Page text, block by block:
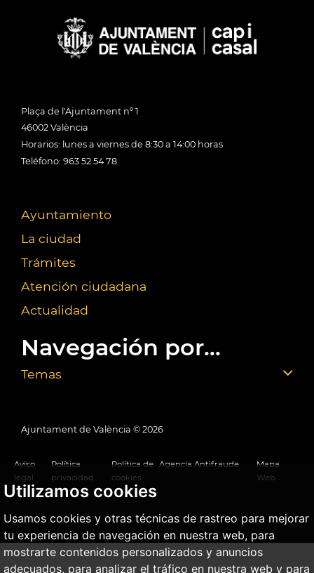
Utilizamos cookies
Usamos cookies y otras técnicas de rastreo para mejorar
tu experiencia de navegación en nuestra web, para
mostrarte contenidos personalizados y anuncios
adecuados, para analizar el tráfico en nuestra web y para
Plaça de l'Ajuntament nº 1
46002 València
Horarios: lunes a viernes de 8:30 a 14:00 horas
Teléfono: 963 52 54 78
Ayuntamiento
La ciudad
Trámites
Atención ciudadana
Actualidad
Navegación por...
Temas
Ajuntament de València © 2026
Aviso
legal
Política
privacidad
Política de
cookies
Agencia Antifraude
Mapa
Web